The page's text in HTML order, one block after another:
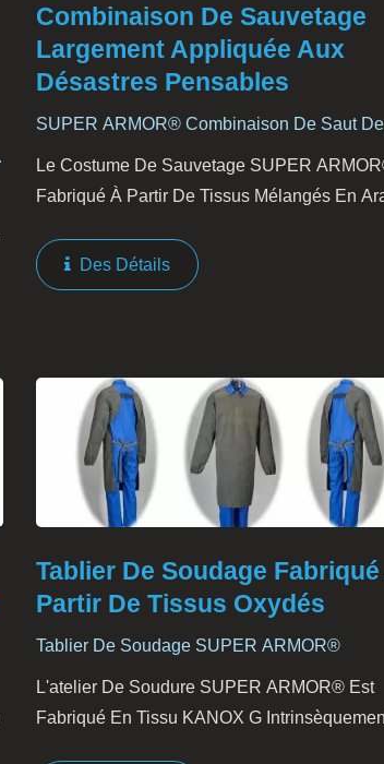
Combinaison De Sauvetage
Largement Appliquée Aux
Désastres Pensables
SUPER ARMOR® Combinaison De Saut De
Le Costume De Sauvetage SUPER
Fabriqué À Partir De Tissus Mélangés En
Telles Que Le Sauvetage Sur Route, Le
Sauvetage Air-Mer,...
Des Détails
Tablier De Soudage
Partir De Tissus Oxydés
Tablier De Soudage SUPER ARMOR®
L'atelier De Soudure SUPER ARMOR® Est
Fabriqué En Tissu KANOX G